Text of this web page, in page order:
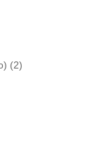
(2)